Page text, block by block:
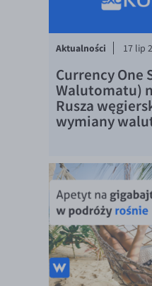
EUR/HKD
EUR/HUF
EUR/ILS
EUR/JPY
EUR/NZD
EUR/SGD
EUR/TRY
EUR/ZAR
GBP/USD
USD/CHF
Aktualności 17 lip
Currency One
Walutomatu)
Rusza
wymiany